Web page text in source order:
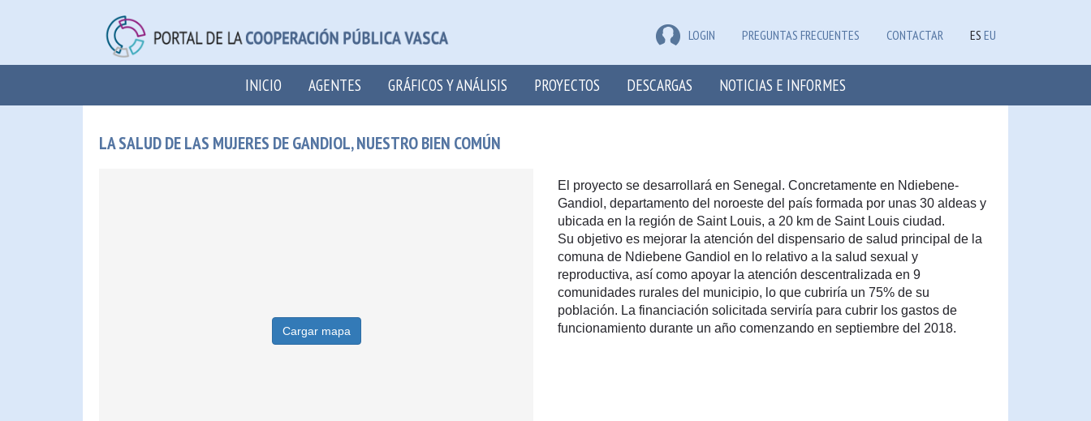
LOGIN PREGUNTAS FRECUENTES CONTACTAR ES EU
INICIO AGENTES GRÁFICOS Y ANÁLISIS PROYECTOS DESCARGAS NOTICIAS E INFORMES
LA SALUD DE LAS MUJERES DE GANDIOL, NUESTRO BIEN COMÚN
Cargar mapa
El proyecto se desarrollará en Senegal. Concretamente en Ndiebene-
Gandiol, departamento del noroeste del país formada por unas 30 aldeas y
ubicada en la región de Saint Louis, a 20 km de Saint Louis ciudad.
Su objetivo es mejorar la atención del dispensario de salud principal de la
comuna de Ndiebene Gandiol en lo relativo a la salud sexual y
reproductiva, así como apoyar la atención descentralizada en 9
comunidades rurales del municipio, lo que cubriría un 75% de su
población. La financiación solicitada serviría para cubrir los gastos de
funcionamiento durante un año comenzando en septiembre del 2018.